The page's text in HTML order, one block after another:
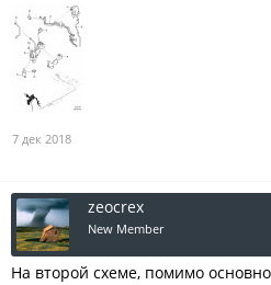
7 дек 2018
zeocrex
New Member
На второй схеме, помимо